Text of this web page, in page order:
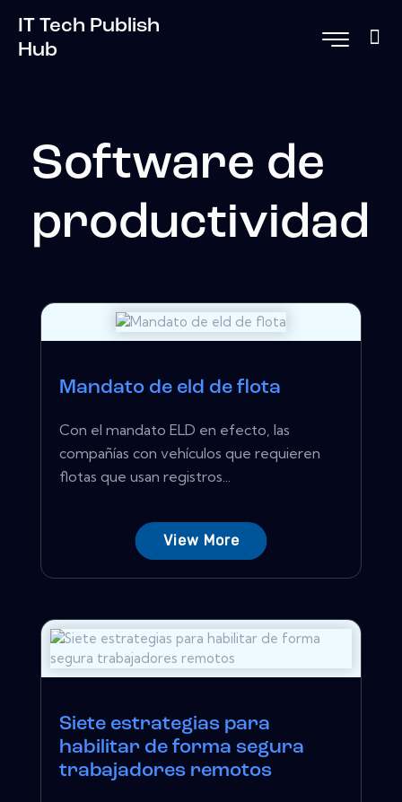
IT Tech Publish
Hub
Software de
productividad
Mandato de eld de flota
Con el mandato ELD en efecto, las
compañías con vehículos que requieren
flotas que usan registros...
View More
Siete estrategias para
habilitar de forma segura
trabajadores remotos